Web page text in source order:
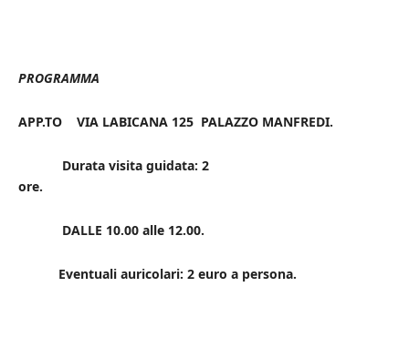
PROGRAMMA
APP.TO VIA LABICANA 125 PALAZZO MANFREDI.
Durata visita guidata: 2
ore.
DALLE 10.00 alle 12.00.
Eventuali auricolari: 2 euro a persona.